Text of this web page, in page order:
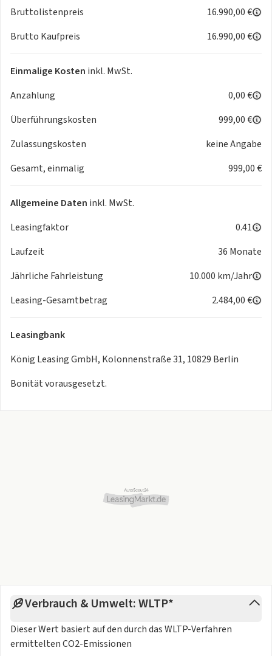
ABS mit ESP
Bordcomputer
Fahrersitz höhenverstellbar
Fahrerairbag
Radio DAB+ MP3 USB Bluetooth-Freisprecheinrichtung
Außenspiegel, elektrisch einstell- und beheizbar
Tempomat
Änderungen und Irrtümer vorbehalten. Bild zeigt
Beispielabbildung des Fahrzeugs. Stand: 05/2025
Bruttolistenpreis
16.990,00 €
Brutto Kaufpreis
16.990,00 €
Einmalige Kosten inkl. MwSt.
Anzahlung
0,00 €
Überführungskosten
999,00 €
Zulassungskosten
keine Angabe
Gesamt, einmalig
999,00 €
Allgemeine Daten inkl. MwSt.
Leasingfaktor
0.41
Laufzeit
36 Monate
Jährliche Fahrleistung
10.000 km/Jahr
Leasing-Gesamtbetrag
2.484,00 €
Leasingbank
König Leasing GmbH, Kolonnenstraße 31, 10829 Berlin
Bonität vorausgesetzt.
Verbrauch & Umwelt: WLTP*
Dieser Wert basiert auf den durch dasWLTP-Verfahren
ermittelten CO2-Emissionen